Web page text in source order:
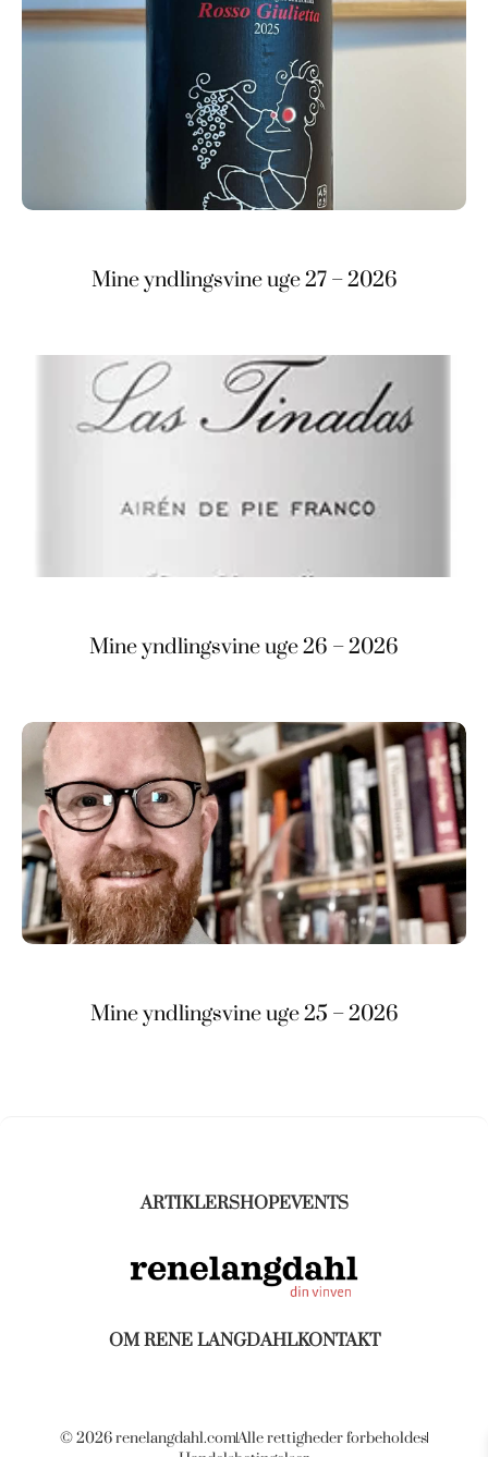
Mine yndlingsvine uge 27 – 2026
Mine yndlingsvine uge 26 – 2026
Mine yndlingsvine uge 25 – 2026
ARTIKLERSHOPEVENTS
OM RENE LANGDAHLKONTAKT
© 2026 renelangdahl.comAlle rettigheder forbeholdes